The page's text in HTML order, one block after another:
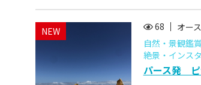
NEW 68
オー
自然・景観鑑
絶景・インス
パース発 ピ